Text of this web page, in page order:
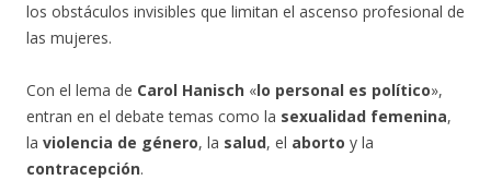
los obstáculos invisibles que limitan el ascenso profesional de
las mujeres.
Con el lema de Carol Hanisch «lo personal es político»,
entran en el debate temas como la sexualidad femenina,
la violencia de género, la salud, el aborto y la
contracepción.